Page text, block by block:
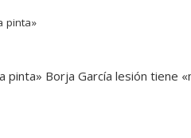
pinta»